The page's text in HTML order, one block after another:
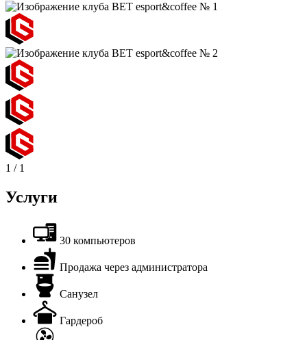
1 / 1
Услуги
30 компьютеров
Продажа через администратора
Санузел
Гардероб